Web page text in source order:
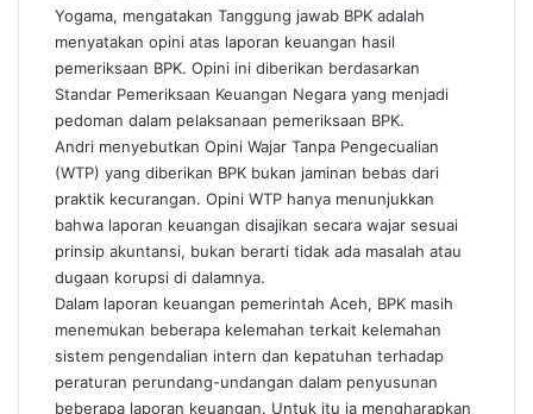
Yogama, mengatakan Tanggung jawab BPK adalah
menyatakan opini atas laporan keuangan hasil
pemeriksaan BPK. Opini ini diberikan berdasarkan
Standar Pemeriksaan Keuangan Negara yang menjadi
pedoman dalam pelaksanaan pemeriksaan BPK.
Andri menyebutkan Opini Wajar Tanpa Pengecualian
(WTP) yang diberikan BPK bukan jaminan bebas dari
praktik kecurangan. Opini WTP hanya menunjukkan
bahwa laporan keuangan disajikan secara wajar sesuai
prinsip akuntansi, bukan berarti tidak ada masalah atau
dugaan korupsi di dalamnya.
Dalam laporan keuangan pemerintah Aceh, BPK masih
menemukan beberapa kelemahan terkait kelemahan
sistem pengendalian intern dan kepatuhan terhadap
peraturan perundang-undangan dalam penyusunan
beberapa laporan keuangan. Untuk itu ia mengharapkan